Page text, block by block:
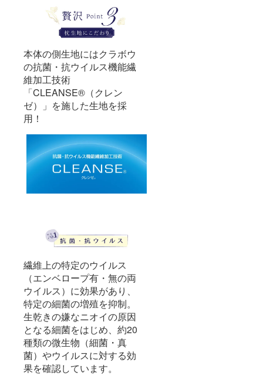
本体の側生地にはクラボウ
の抗菌・抗ウイルス機能繊
維加工技術
「CLEANSE®（クレン
ゼ）」を施した生地を採
用！
繊維上の特定のウイルス
（エンベロープ有・無の両
ウイルス）に効果があり、
特定の細菌の増殖を抑制。
生乾きの嫌なニオイの原因
となる細菌をはじめ、約20
種類の微生物（細菌・真
菌）やウイルスに対する効
果を確認しています。